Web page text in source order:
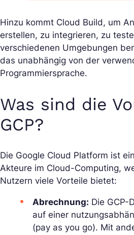
Hinzu kommt Cloud Build, um
erstellen, zu integrieren, zu
verschiedenen Umgebungen
das unabhängig von der
Programmiersprache.
Was sind die
GCP?
Die Google Cloud Platform ist
Akteure im Cloud-Computing,
Nutzern viele Vorteile bietet:
Abrechnung: Die GCP-
auf einer
(pay as you go). Mit